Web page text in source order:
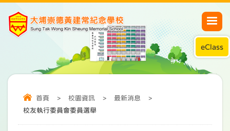
eClass
首頁 > 校園資訊 > 最新消息
>
校友執行委員會委員選舉